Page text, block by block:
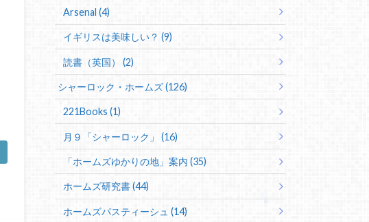
Arsenal (4)
イギリスは美味しい？ (9)
読書（英国） (2)
シャーロック・ホームズ (126)
221Books (1)
月９「シャーロック」 (16)
「ホームズゆかりの地」案内 (35)
ホームズ研究書 (44)
ホームズパスティーシュ (14)